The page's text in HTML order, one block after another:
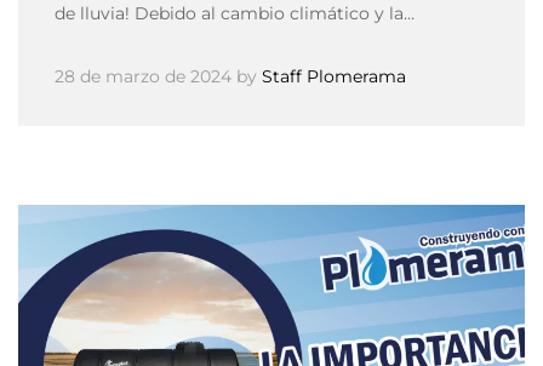
de lluvia! Debido al cambio climático y la…
28 de marzo de 2024 by Staff Plomerama